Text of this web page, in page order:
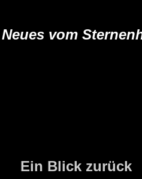
vom
Ein Blick zurück